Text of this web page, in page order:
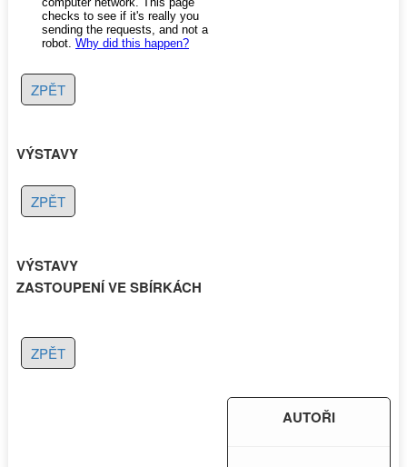
ZPĚT
VÝSTAVY
ZPĚT
VÝSTAVY
ZASTOUPENÍ VE SBÍRKÁCH
ZPĚT
AUTOŘI